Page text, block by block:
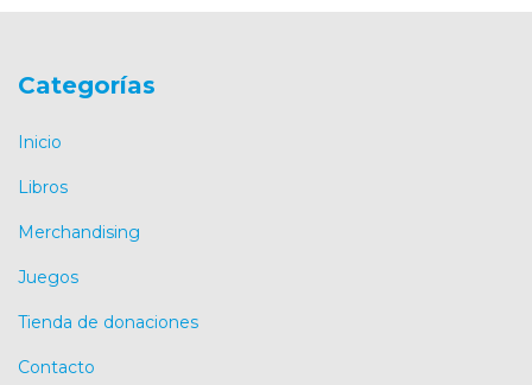
Categorías
Inicio
Libros
Merchandising
Juegos
Tienda de donaciones
Contacto